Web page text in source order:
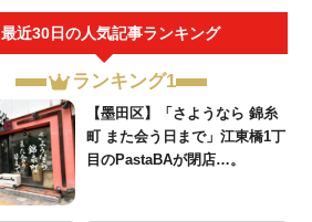
最近30日の人気記事ランキング
ランキング1
【墨田区】「さようなら 錦糸
町 また会う日まで」江東橋1丁
目のPastaBAが閉店…。